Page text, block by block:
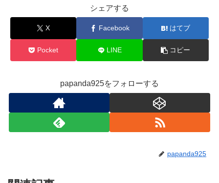
シェアする
X Facebook はてブ
Pocket LINE コピー
papanda925をフォローする
papanda925